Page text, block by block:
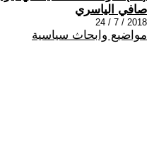
صافي الياسري
2018 / 7 / 24
مواضيع وابحاث سياسية